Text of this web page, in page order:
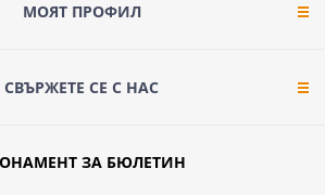
МОЯТ ПРОФИЛ
СВЪРЖЕТЕ СЕ С НАС
ЗА БЮЛЕТИН